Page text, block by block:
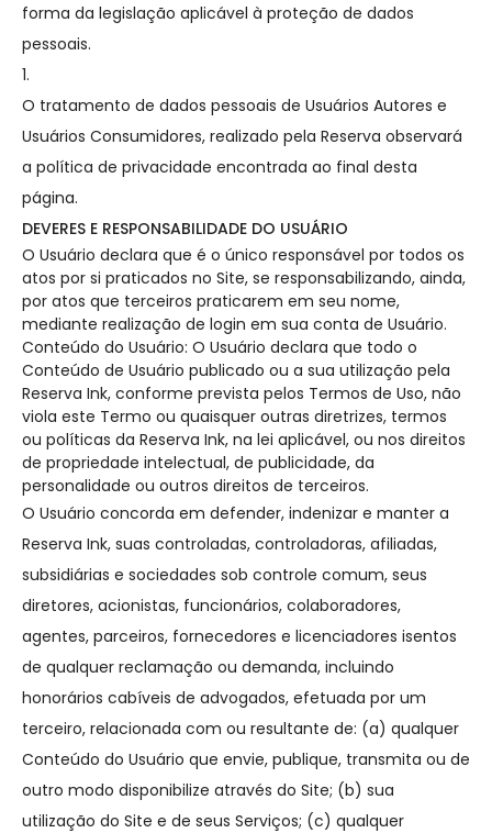
forma da legislação aplicável à proteção de dados
pessoais.
1.
O tratamento de dados pessoais de Usuários Autores e
Usuários Consumidores, realizado pela Reserva observará
a política de privacidade encontrada ao final desta
página.
DEVERES E RESPONSABILIDADE DO USUÁRIO
O Usuário declara que é o único responsável por todos os
atos por si praticados no Site, se responsabilizando, ainda,
por atos que terceiros praticarem em seu nome,
mediante realização de login em sua conta de Usuário.
Conteúdo do Usuário: O Usuário declara que todo o
Conteúdo de Usuário publicado ou a sua utilização pela
Reserva Ink, conforme prevista pelos Termos de Uso, não
viola este Termo ou quaisquer outras diretrizes, termos
ou políticas da Reserva Ink, na lei aplicável, ou nos direitos
de propriedade intelectual, de publicidade, da
personalidade ou outros direitos de terceiros.
O Usuário concorda em defender, indenizar e manter a
Reserva Ink, suas controladas, controladoras, afiliadas,
subsidiárias e sociedades sob controle comum, seus
diretores, acionistas, funcionários, colaboradores,
agentes, parceiros, fornecedores e licenciadores isentos
de qualquer reclamação ou demanda, incluindo
honorários cabíveis de advogados, efetuada por um
terceiro, relacionada com ou resultante de: (a) qualquer
Conteúdo do Usuário que envie, publique, transmita ou de
outro modo disponibilize através do Site; (b) sua
utilização do Site e de seus Serviços; (c) qualquer